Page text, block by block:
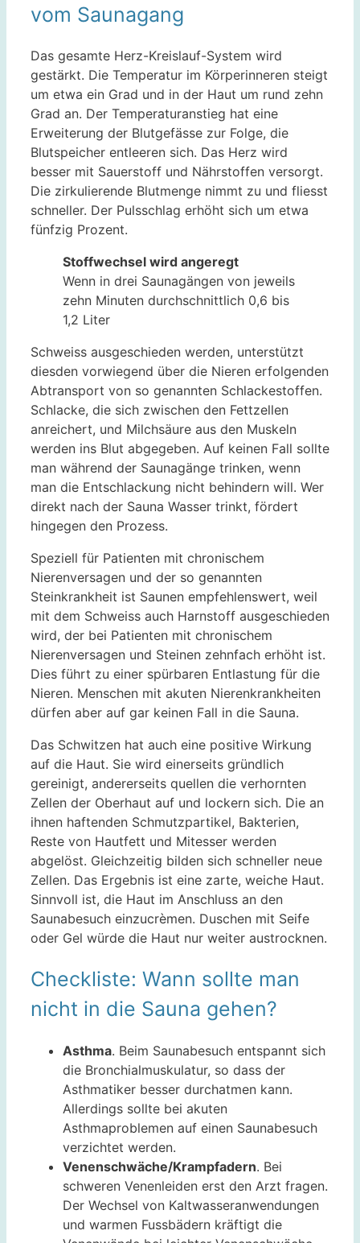
vom Saunagang
Das gesamte Herz-Kreislauf-System wird
gestärkt. Die Temperatur im Körperinneren steigt
um etwa ein Grad und in der Haut um rund zehn
Grad an. Der Temperaturanstieg hat eine
Erweiterung der Blutgefässe zur Folge, die
Blutspeicher entleeren sich. Das Herz wird
besser mit Sauerstoff und Nährstoffen versorgt.
Die zirkulierende Blutmenge nimmt zu und fliesst
schneller. Der Pulsschlag erhöht sich um etwa
fünfzig Prozent.
Stoffwechsel wird angeregt
Wenn in drei Saunagängen von jeweils
zehn Minuten durchschnittlich 0,6 bis
1,2 Liter
Schweiss ausgeschieden werden, unterstützt
diesden vorwiegend über die Nieren erfolgenden
Abtransport von so genannten Schlackestoffen.
Schlacke, die sich zwischen den Fettzellen
anreichert, und Milchsäure aus den Muskeln
werden ins Blut abgegeben. Auf keinen Fall sollte
man während der Saunagänge trinken, wenn
man die Entschlackung nicht behindern will. Wer
direkt nach der Sauna Wasser trinkt, fördert
hingegen den Prozess.
Speziell für Patienten mit chronischem
Nierenversagen und der so genannten
Steinkrankheit ist Saunen empfehlenswert, weil
mit dem Schweiss auch Harnstoff ausgeschieden
wird, der bei Patienten mit chronischem
Nierenversagen und Steinen zehnfach erhöht ist.
Dies führt zu einer spürbaren Entlastung für die
Nieren. Menschen mit akuten Nierenkrankheiten
dürfen aber auf gar keinen Fall in die Sauna.
Das Schwitzen hat auch eine positive Wirkung
auf die Haut. Sie wird einerseits gründlich
gereinigt, andererseits quellen die verhornten
Zellen der Oberhaut auf und lockern sich. Die an
ihnen haftenden Schmutzpartikel, Bakterien,
Reste von Hautfett und Mitesser werden
abgelöst. Gleichzeitig bilden sich schneller neue
Zellen. Das Ergebnis ist eine zarte, weiche Haut.
Sinnvoll ist, die Haut im Anschluss an den
Saunabesuch einzucrèmen. Duschen mit Seife
oder Gel würde die Haut nur weiter austrocknen.
Checkliste: Wann sollte man
nicht in die Sauna gehen?
Asthma. Beim Saunabesuch entspannt sich
die Bronchialmuskulatur, so dass der
Asthmatiker besser durchatmen kann.
Allerdings sollte bei akuten
Asthmaproblemen auf einen Saunabesuch
verzichtet werden.
Venenschwäche/Krampfadern. Bei
schweren Venenleiden erst den Arzt fragen.
Der Wechsel von Kaltwasseranwendungen
und warmen Fussbädern kräftigt die